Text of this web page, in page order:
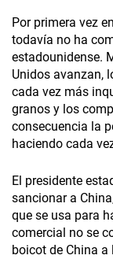
Por primera vez
todavía no ha
estadounidense.
Unidos avanzan,
cada vez más
granos y los
consecuencia la
haciendo cada
El presidente
sancionar a
que se usa para
comercial no se
boicot de China